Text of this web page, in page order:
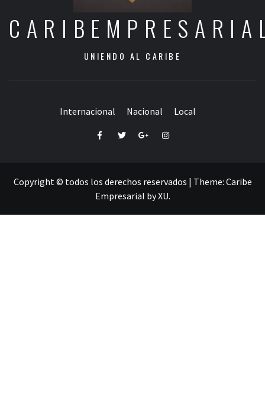
UNIENDO AL CARIBE
Internacional Nacional Local
FacebookTwitterGoogle+Instagram
Copyright © todos los derechos reservados | Theme: Caribe
Empresarial byXU.